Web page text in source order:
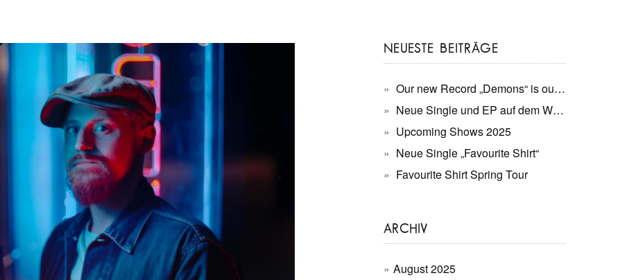
NEUESTE BEITRÄGE
Our new Record „Demons“ is out now!
Neue Single und EP auf dem Weg.
Upcoming Shows 2025
Neue Single „Favourite Shirt“
Favourite Shirt Spring Tour
ARCHIV
August 2025